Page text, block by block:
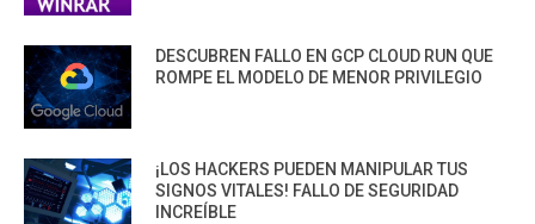
DESCUBREN FALLO EN GCP CLOUD RUN QUE
ROMPE EL MODELO DE MENOR PRIVILEGIO
¡LOS HACKERS PUEDEN MANIPULAR TUS
SIGNOS VITALES! FALLO DE SEGURIDAD
INCREÍBLE